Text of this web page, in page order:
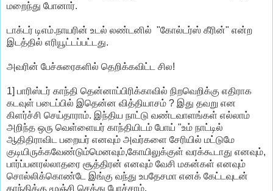
மறைந்து போனார்.
டாக்டர் டிஎம்.நாயரின் உடல் லண்டனில் "கோல்டர்ஸ் கீரின்" என்ற
இடத்தில் எரியூட்டப்பட்டது.
அவரின் பேச்சுரைகளில் தெறிக்கவிட்ட சில!
1] பாரிஸ்டர் காந்தி தென்னாப்பிரிக்காவில் நிறவெறிக்கு எதிராக
கடவுள் படைப்பில் இதென்ன வித்தியாசம் ? இது தவறு என
கிளர்ச்சி செய்தாராம். இந்திய நாட்டு வண்டவாளங்கள் எல்லாம்
அறிந்த ஒரு வெள்ளையர் காந்தியிடம் போய் "உம் நாட்டில்
ஆதிதிராவிட பறையர் எனவும் அவர்களை சேரியில் மட்டுமே
குடியிருக்கவேண்டும்மெனவும்,கோயிலுக்குள் வரக்கூடாது எனவும்,
பார்ப்பனரல்லாதரை சூத்திரன் எனவும் வேசி மகன்கள் எனவும்
சொல்லிக்கொண்டே இங்கு வந்து உபதேசமா எனக் கேட்டவுடன்
காந்திக்கு மூஞ்சி செத்து போச்சாம்.